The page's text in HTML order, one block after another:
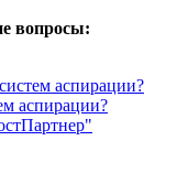
вопросы:
аспирации?
аспирации?